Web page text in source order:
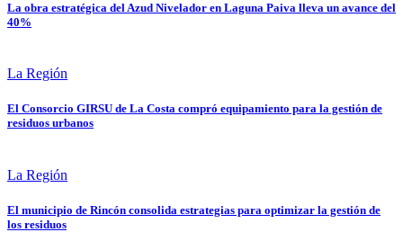
La obra estratégica del Azud Nivelador en Laguna Paiva lleva un avance del
40%
La Región
El Consorcio GIRSU de La Costa compró equipamiento para la gestión de
residuos urbanos
La Región
El municipio de Rincón consolida estrategias para optimizar la gestión de
los residuos